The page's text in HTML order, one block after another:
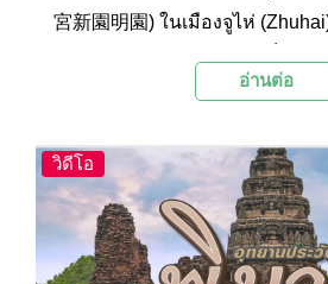
宮新園明園) ในเมืองจูไห่
เที่ยวที่ได้รับแรงบันดาลใจจากพร
ปักกิ่ง สวนสาธารณะขนาดใหญ่ใ
ครบทั้งธรรมชาติ สถาปัตยกรรมจี
การแสดง
อ่านต่อ
วิดีโอ